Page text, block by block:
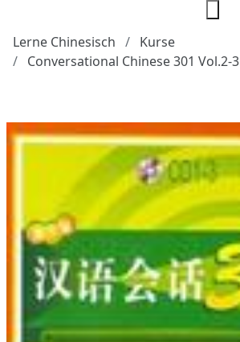
Lerne Chinesisch
Kurse
Conversational Chinese 301 Vol.2-3